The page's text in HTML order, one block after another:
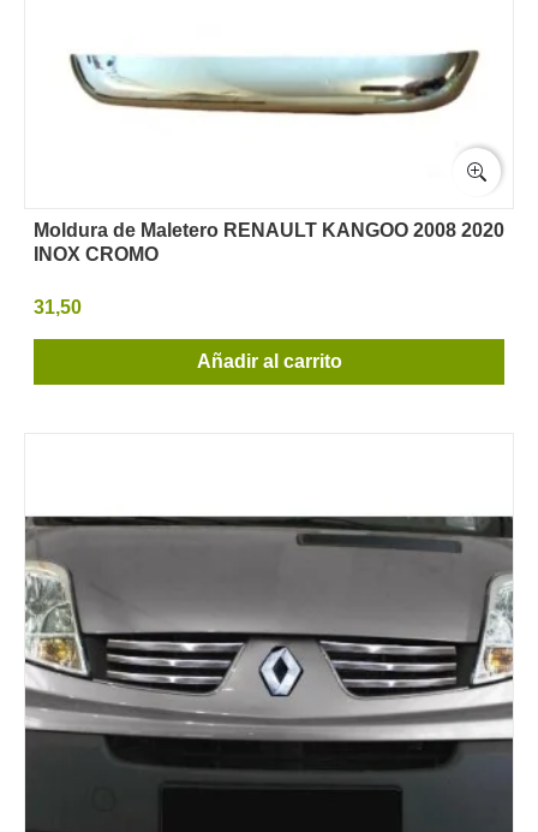
Moldura de Maletero RENAULT KANGOO 2008 2020
INOX CROMO
31,50
Añadir al carrito